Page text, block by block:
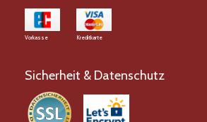
Vorkasse Kreditkarte
Sicherheit & Datenschutz